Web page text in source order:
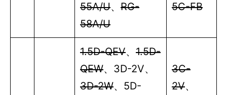
55A/U、 RG-
58A/U
5C-FB
1.5D-QEV、 1.5D-
QEW、 3D-2V、
3D-2W、 5D-
3C-
2V、